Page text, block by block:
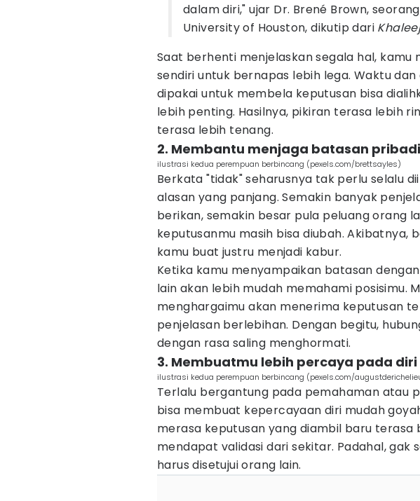
dalam diri," ujar Dr. Brené Brown,
University of Houston, dikutip dari
Saat berhenti menjelaskan segala hal, kamu
sendiri untuk bernapas lebih lega. Waktu
dipakai untuk membela keputusan bisa
lebih penting. Hasilnya, pikiran terasa lebih
terasa lebih tenang.
2. Membantu menjaga batasan pribadi
ilustrasi kedua perempuan berbincang (pexels.com/brettsayles)
Berkata "tidak" seharusnya tak perlu selalu
alasan yang panjang. Semakin banyak
berikan, semakin besar pula peluang orang
keputusanmu masih bisa diubah. Akibatnya,
kamu buat justru menjadi kabur.
Ketika kamu menyampaikan batasan
lain akan lebih mudah memahami posisimu.
menghargaimu akan menerima keputusan
penjelasan berlebihan. Dengan begitu,
dengan rasa saling menghormati.
3. Membuatmu lebih percaya pada
ilustrasi kedua perempuan berbincang (pexels.com/
Terlalu bergantung pada pemahaman atau
bisa membuat kepercayaan diri mudah
merasa keputusan yang diambil baru terasa
mendapat validasi dari sekitar. Padahal, gak
harus disetujui orang lain.